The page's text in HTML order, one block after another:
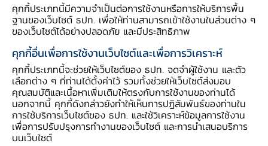
(2)พักดอกเบี้ยเป็นระยะเวลา 3 ปี โดยดอกเบี้ย
ที่พักไว้จะได้รับยกเว้นทั้งหมด หากลูกหนี้ปฏิบัติได้
ตามเงื่อนไขตลอดช่วงระยะเวลา 3 ปีของมาตรการ
และไม่ก่อหนี้เพิ่มในช่วง 12 เดือนแรกหลังเข้าร่วม
ทั้งนี้ ลูกหนี้สามารถชำระมากกว่าค่างวดขั้นต่ำที่
กำหนด เพื่อตัดเงินต้นเพิ่มและปิดจบหนี้ได้ไวขึ้น
คุณสมบัติลูกหนี้ที่สามารถเข้าร่วมมาตรการได้
คุกกี้ประเภทนี้มีความจำเป็นต่อการใช้งานหรือการให้บริการพื้น
ฐานของเว็บไซต์ ธปท. เพื่อให้ท่านสามารถเข้าใช้งานในส่วนต่าง ๆ
ของเว็บไซต์ได้อย่างปลอดภัย และมีประสิทธิภาพ
คุกกี้อื่นเพื่อการใช้งานเว็บไซต์และเพื่อการวิเคราะห์
คุกกี้ประเภทนี้จะช่วยให้เว็บไซต์ของ ธปท. จดจำผู้ใช้งาน และตัว
เลือกต่าง ๆ ที่ท่านได้ตั้งค่าไว้ รวมทั้งช่วยให้เว็บไซต์ส่งมอบ
คุณสมบัติและเนื้อหาเพิ่มเติมให้ตรงกับการใช้งานของท่านได้
นอกจากนี้ คุกกี้ดังกล่าวยังทำให้เห็นการปฏิสัมพันธ์ของท่านใน
การใช้บริการเว็บไซต์ของ ธปท. และใช้วิเคราะห์ข้อมูลการใช้งาน
เพื่อการปรับปรุงการทำงานของเว็บไซต์ และการนำเสนอบริการ
บนเว็บไซต์